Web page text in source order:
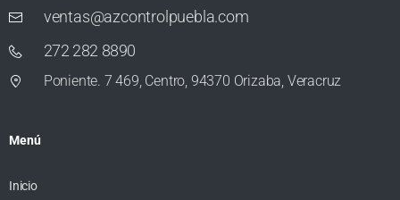
ventas@azcontrolpuebla.com
272 282 8890
Poniente. 7 469, Centro, 94370 Orizaba, Veracruz
Menú
Inicio